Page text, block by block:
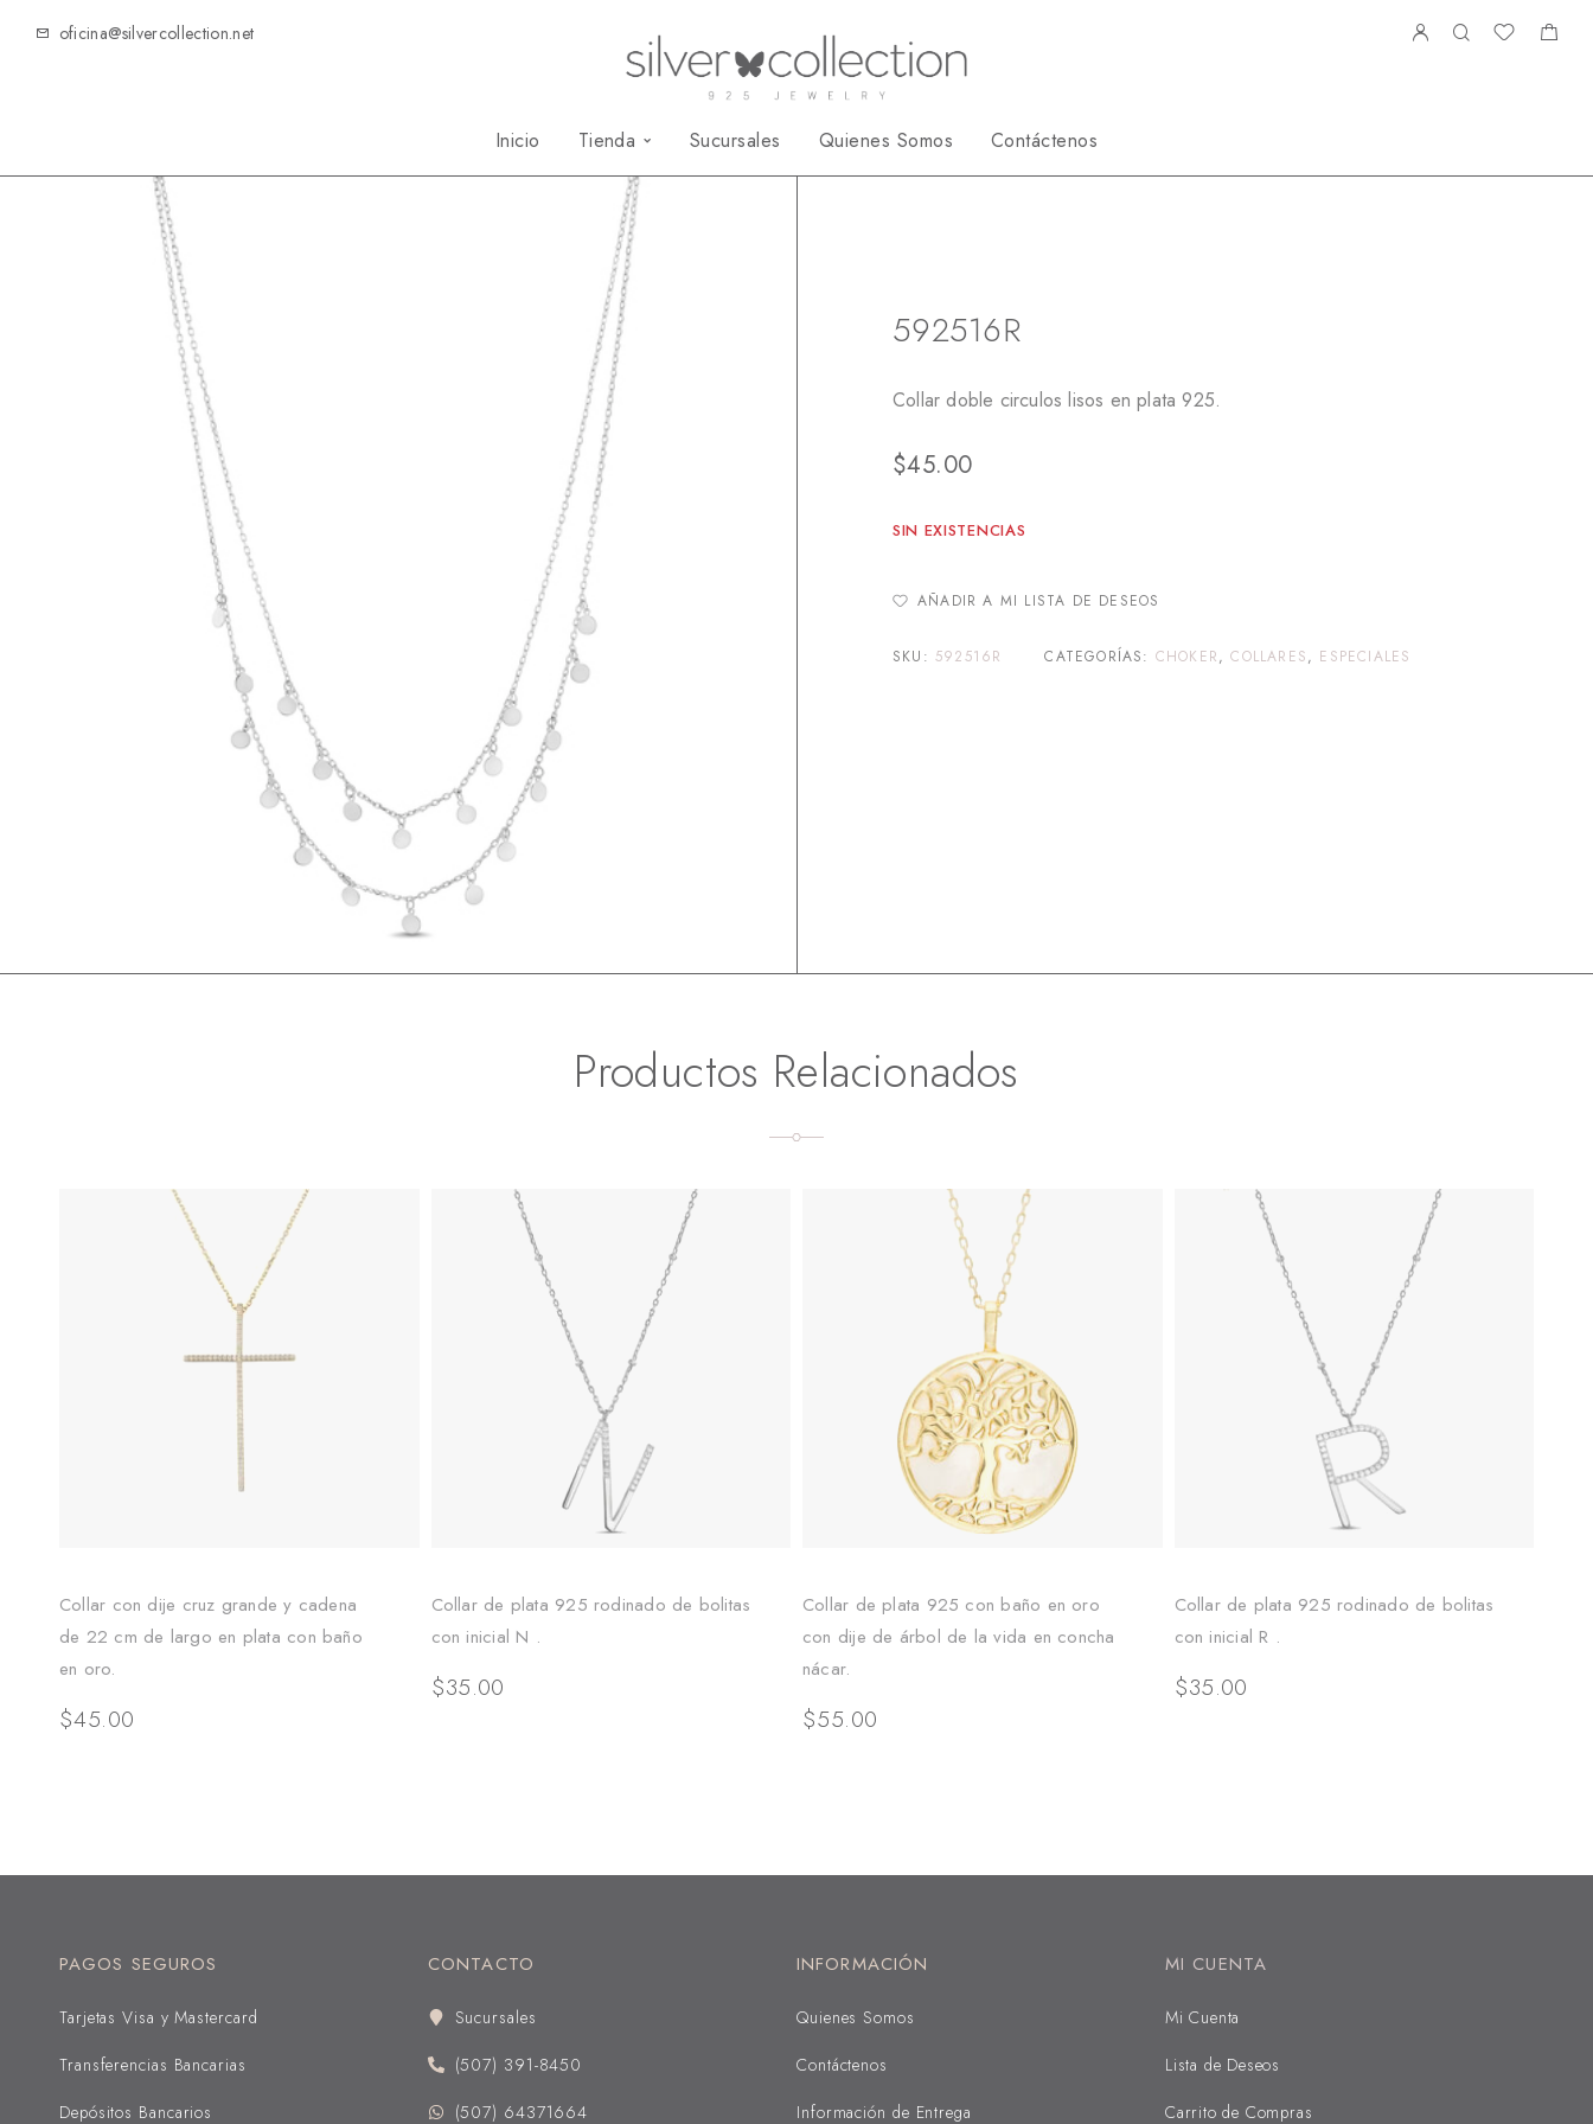
oficina@silvercollection.net
Inicio Tienda Sucursales Quienes Somos Contáctenos
592516R
Collar doble circulos lisos en plata 925.
$45.00
SIN EXISTENCIAS
AÑADIR A MI LISTA DE DESEOS
SKU: 592516R CATEGORÍAS: CHOKER,COLLARES, ESPECIALES
Productos Relacionados
Collar con dije cruz grande y cadena
de 22 cm de largo en plata con baño
en oro.
$45.00
Collar de plata 925 rodinado de bolitas
con inicial N .
$35.00
Collar de plata 925 con baño en oro
con dije de árbol de la vida en concha
nácar.
$55.00
Collar de plata 925 rodinado de bolitas
con inicial R .
$35.00
PAGOS SEGUROS
Tarjetas Visa y Mastercard
Transferencias Bancarias
Depósitos Bancarios
CONTACTO
Sucursales
(507) 391-8450
(507) 64371664
INFORMACIÓN
Quienes Somos
Contáctenos
Información de Entrega
MI CUENTA
Mi Cuenta
Lista de Deseos
Carrito de Compras